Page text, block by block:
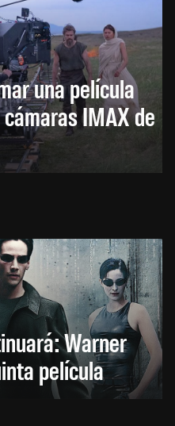
una película
IMAX de
Warner
película